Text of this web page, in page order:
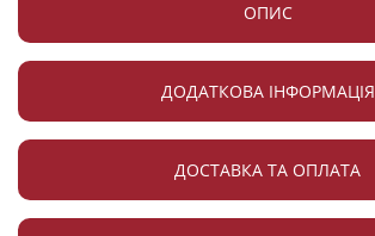
ОПИС
ДОДАТКОВА ІНФОРМАЦІЯ
ДОСТАВКА ТА ОПЛАТА